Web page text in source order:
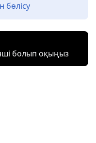
бөлісу
болып оқыңыз